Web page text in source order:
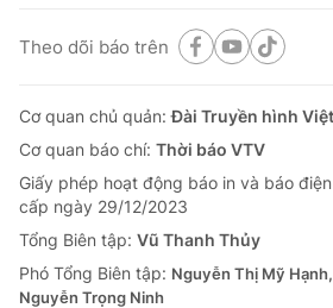
Giải sao mai
Âm nhạc
Du lịch
Làm đẹp
Chất lượng cuộc sống
Tuyển sinh
Học trực tuyến
Công nghệ
Hitech Công nghệ tương lai
Sản phẩm
Thị trường
Giao lưu trực tuyến
Lịch phát sóng
Theo dõi báo trên
Cơ quan chủ quản:Đài Truyền hình
Cơ quan báo chí: Thời báo VTV
Giấy phép hoạt động báo in và báo
cấp ngày 29/12/2023
Tổng Biên tập: Vũ Thanh Thủy
Phó Tổng Biên tập: Nguyễn Thị Mỹ
Nguyễn Trọng Ninh